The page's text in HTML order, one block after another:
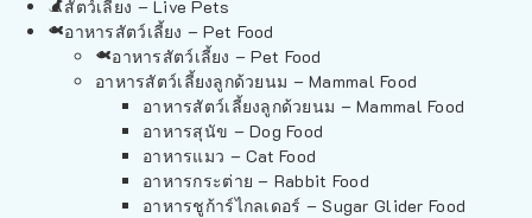
สัตว์เลี้ยง – Live Pets
อาหารสัตว์เลี้ยง – Pet Food
อาหารสัตว์เลี้ยง – Pet Food
อาหารสัตว์เลี้ยงลูกด้วยนม – Mammal Food
อาหารสัตว์เลี้ยงลูกด้วยนม – Mammal Food
อาหารสุนัข – Dog Food
อาหารแมว – Cat Food
อาหารกระต่าย – Rabbit Food
อาหารชูก้าร์ไกลเดอร์ – Sugar Glider Food